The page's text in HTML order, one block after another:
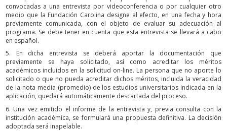
convocadas a una entrevista por videoconferencia o por cualquier otro
medio que la Fundación Carolina designe al efecto, en una fecha y hora
previamente comunicada, con el objeto de evaluar su adecuación al
programa. Se debe tener en cuenta que esta entrevista se llevará a cabo
en español.
5. En dicha entrevista se deberá aportar la documentación que
previamente se haya solicitado, así como acreditar los méritos
académicos incluidos en la solicitud on-line. La persona que no aporte lo
solicitado o que no pueda acreditar dichos méritos, incluida la veracidad
de la nota media (promedio) de los estudios universitarios indicada en la
aplicación, quedará automáticamente descartada del proceso.
6. Una vez emitido el informe de la entrevista y, previa consulta con la
institución académica, se formulará una propuesta definitiva. La decisión
adoptada será inapelable.